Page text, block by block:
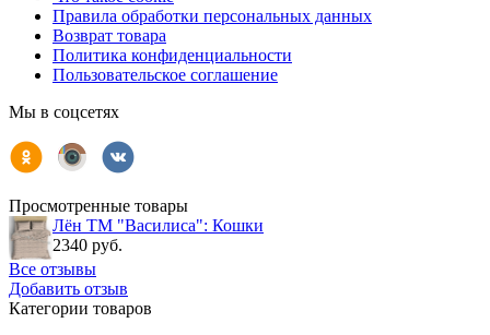
Правила обработки персональных данных
Возврат товара
Политика конфиденциальности
Пользовательское соглашение
Мы в соцсетях
Просмотренные товары
Лён ТМ "Василиса": Кошки
2340 руб.
Все отзывы
Добавить отзыв
Категории товаров